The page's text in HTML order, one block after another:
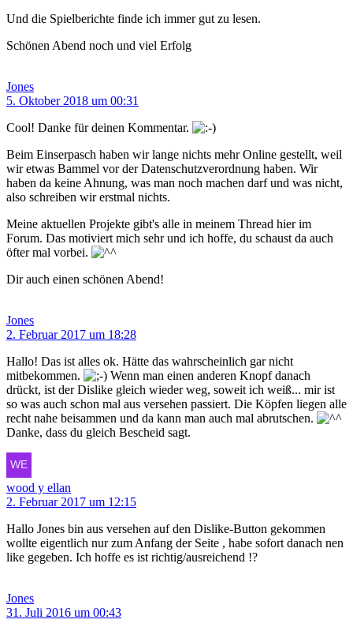
Und die Spielberichte finde ich immer gut zu lesen.
Schönen Abend noch und viel Erfolg
Jones
5. Oktober 2018 um 00:31
Cool! Danke für deinen Kommentar.
Beim Einserpasch haben wir lange nichts mehr Online gestellt, weil
wir etwas Bammel vor der Datenschutzverordnung haben. Wir
haben da keine Ahnung, was man noch machen darf und was nicht,
also schreiben wir erstmal nichts.
Meine aktuellen Projekte gibt's alle in meinem Thread hier im
Forum. Das motiviert mich sehr und ich hoffe, du schaust da auch
öfter mal vorbei.
Dir auch einen schönen Abend!
Jones
2. Februar 2017 um 18:28
Hallo! Das ist alles ok. Hätte das wahrscheinlich gar nicht
mitbekommen.
Wenn man einen anderen Knopf danach
drückt, ist der Dislike gleich wieder weg, soweit ich weiß... mir ist
so was auch schon mal aus versehen passiert. Die Köpfen liegen alle
recht nahe beisammen und da kann man auch mal abrutschen.
Danke, dass du gleich Bescheid sagt.
wood y ellan
2. Februar 2017 um 12:15
Hallo Jones bin aus versehen auf den Dislike-Button gekommen
wollte eigentlich nur zum Anfang der Seite , habe sofort danach nen
like gegeben. Ich hoffe es ist richtig/ausreichend !?
Jones
31. Juli 2016 um 00:43